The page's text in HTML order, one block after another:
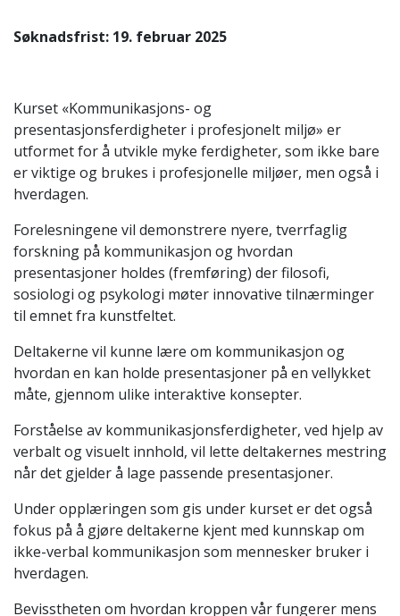
Søknadsfrist: 19. februar 2025
Kurset «Kommunikasjons- og
presentasjonsferdigheter i profesjonelt miljø» er
utformet for å utvikle myke ferdigheter, som ikke bare
er viktige og brukes i profesjonelle miljøer, men også i
hverdagen.
Forelesningene vil demonstrere nyere, tverrfaglig
forskning på kommunikasjon og hvordan
presentasjoner holdes (fremføring) der filosofi,
sosiologi og psykologi møter innovative tilnærminger
til emnet fra kunstfeltet.
Deltakerne vil kunne lære om kommunikasjon og
hvordan en kan holde presentasjoner på en vellykket
måte, gjennom ulike interaktive konsepter.
Forståelse av kommunikasjonsferdigheter, ved hjelp av
verbalt og visuelt innhold, vil lette deltakernes mestring
når det gjelder å lage passende presentasjoner.
Under opplæringen som gis under kurset er det også
fokus på å gjøre deltakerne kjent med kunnskap om
ikke-verbal kommunikasjon som mennesker bruker i
hverdagen.
Bevisstheten om hvordan kroppen vår fungerer mens